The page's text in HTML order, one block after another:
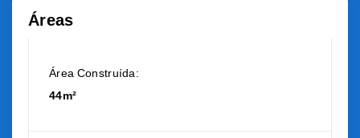
Áreas
Área Construída:
44m²